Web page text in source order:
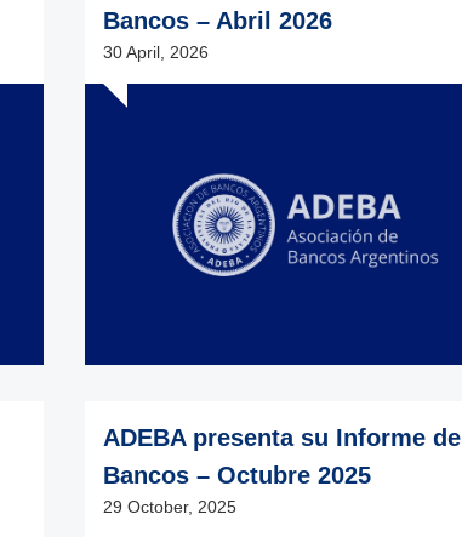
Bancos – Abril 2026
30 April, 2026
ADEBA presenta su Informe de
Bancos – Octubre 2025
29 October, 2025